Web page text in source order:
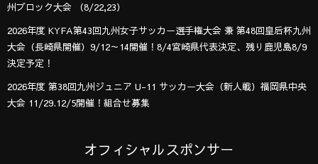
州ブロック大会 （8/22,23）
2026年度 KYFA第43回九州女子サッカー選手権大会 兼 第48回皇后杯九州
大会（長崎県開催）9/12～14開催！8/4宮崎県代表決定、残り鹿児島8/9
決定予定！
2026年度 第38回九州ジュニア U-11 サッカー大会（新人戦）福岡県中央
大会 11/29.12/5開催！組合せ募集
オフィシャルスポンサー